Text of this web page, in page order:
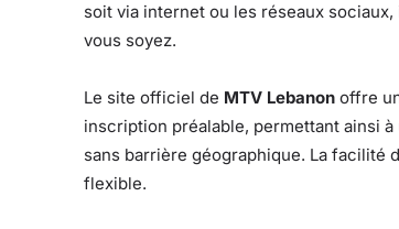
soit via internet ou les réseaux
vous soyez.
Le site officiel de MTV Lebanon offre
inscription préalable, permettant ainsi
sans barrière géographique. La facilité
flexible.